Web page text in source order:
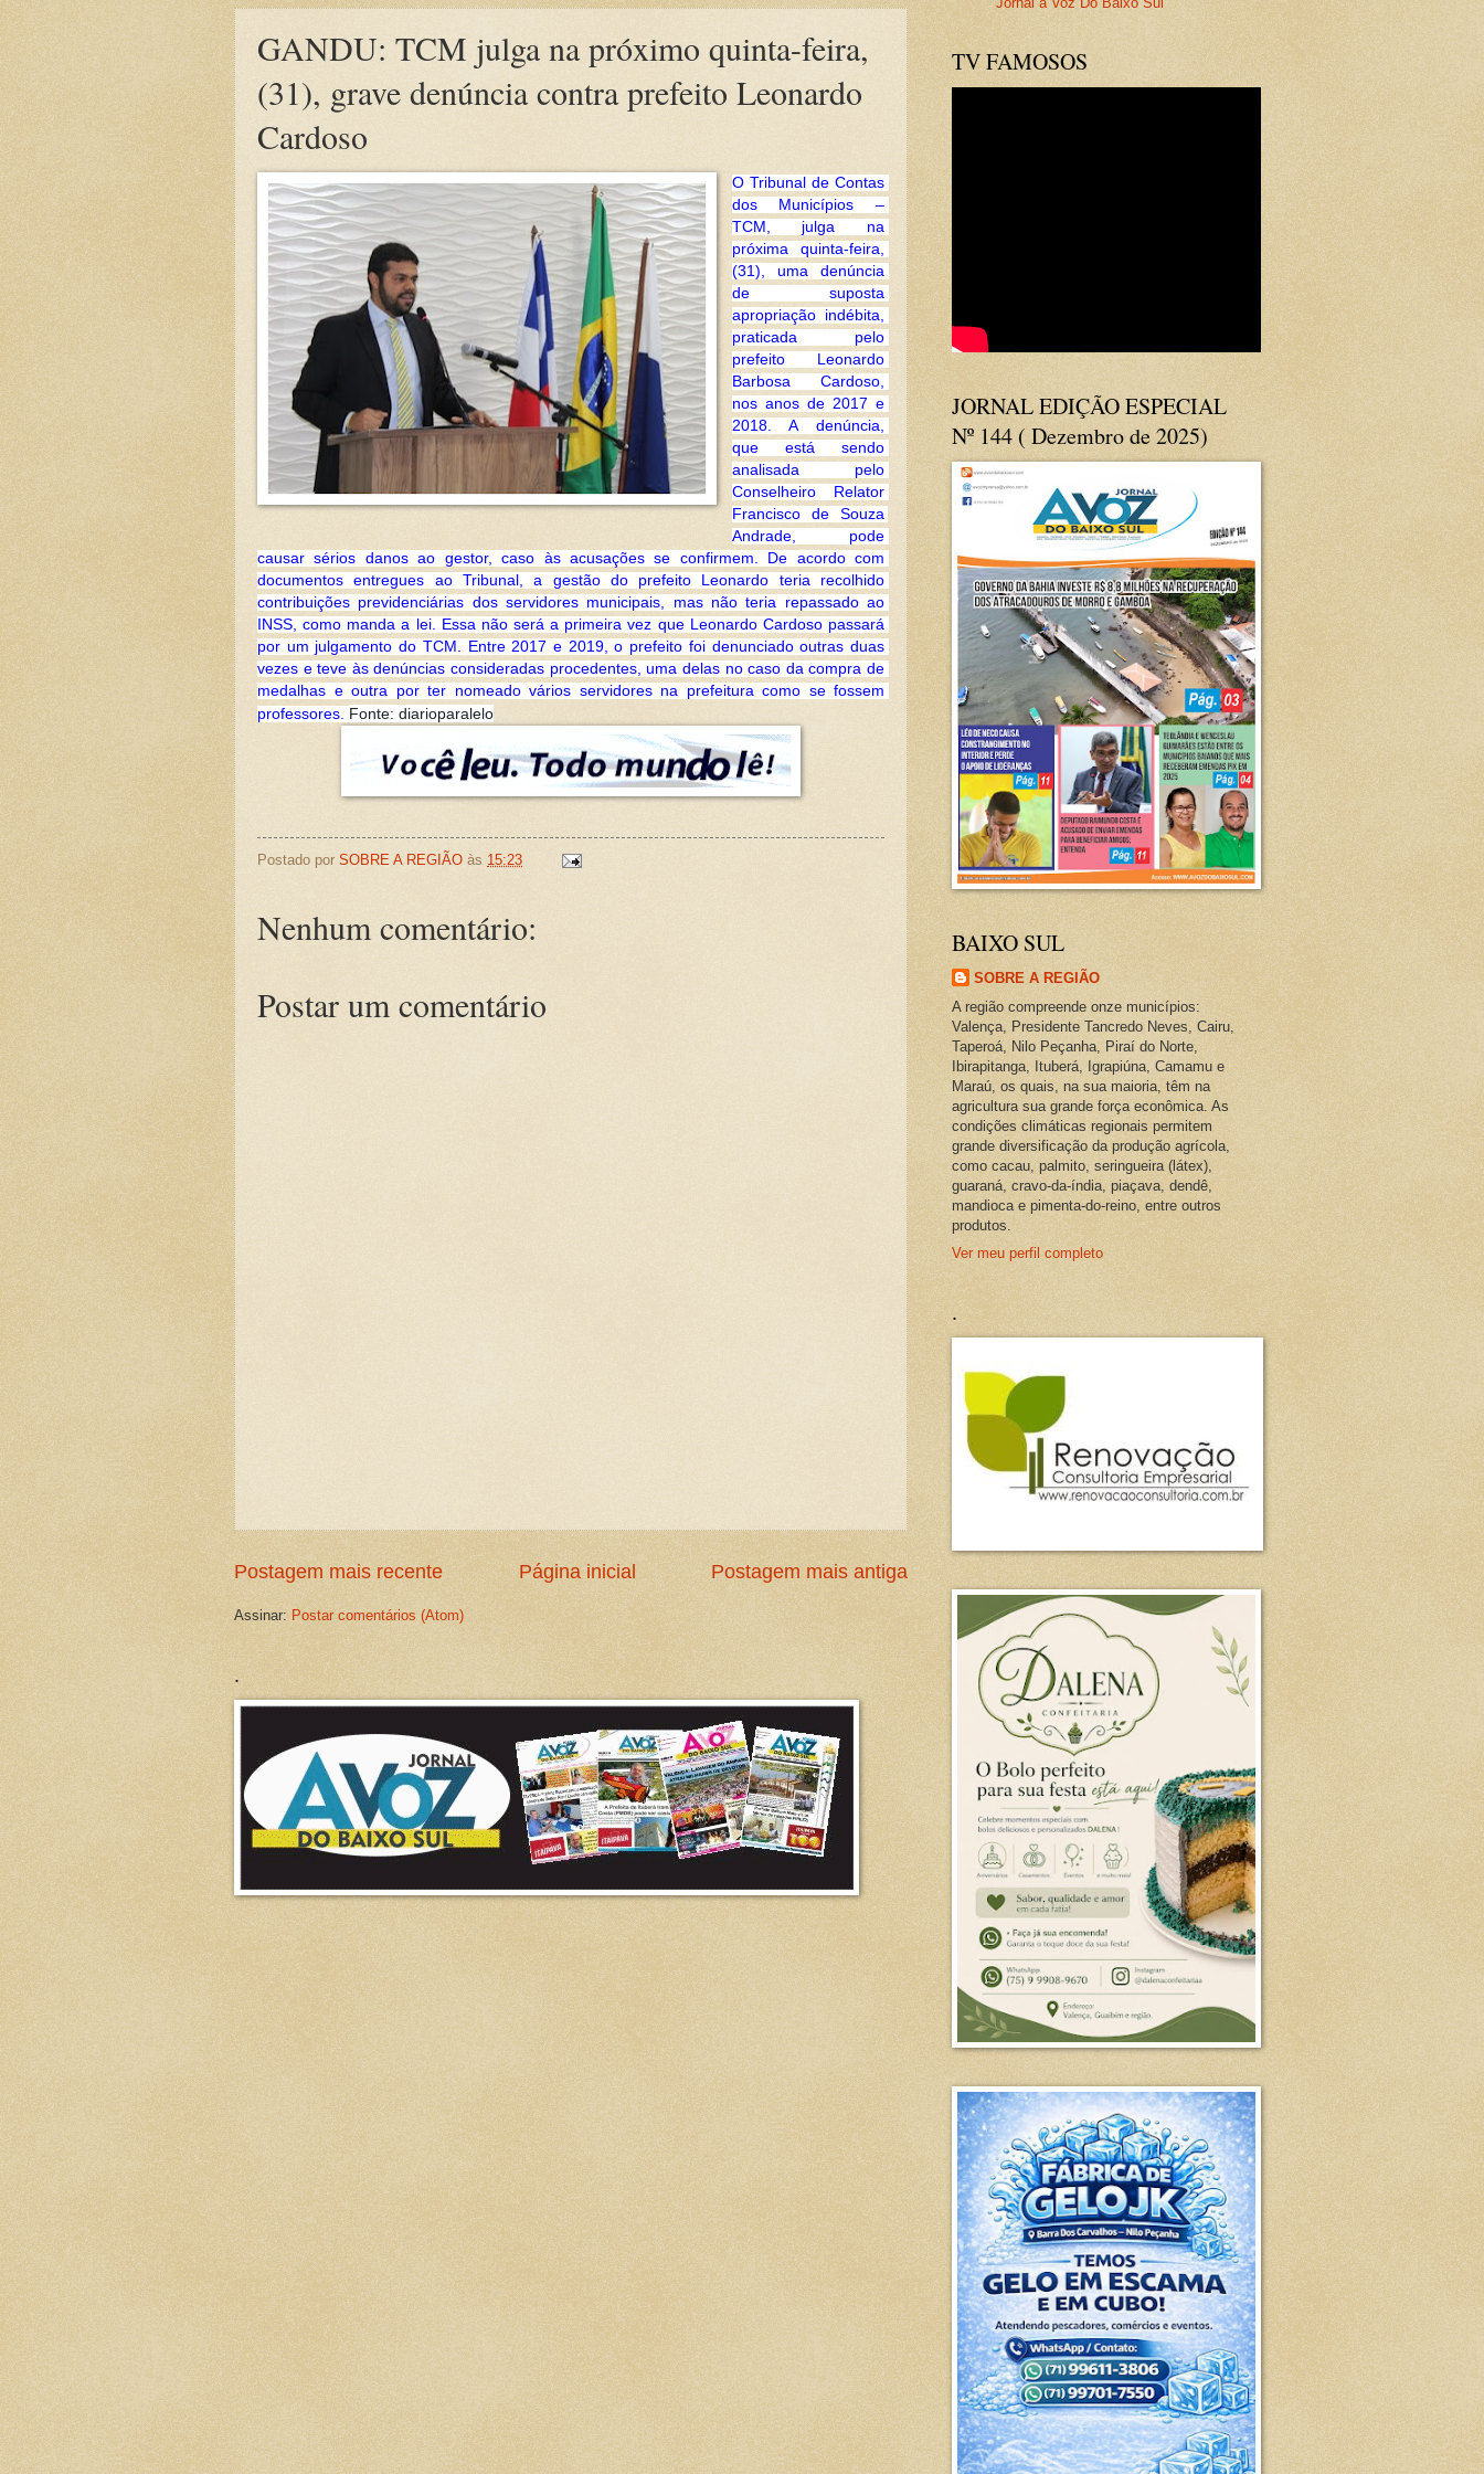
GANDU: TCM julga na próximo quinta-feira,
(31), grave denúncia contra prefeito Leonardo
Cardoso
O Tribunal de Contas
dos Municípios –
TCM, julga na
próxima quinta-feira,
(31), uma denúncia
de suposta
apropriação indébita,
praticada pelo
prefeito Leonardo
Barbosa Cardoso,
nos anos de 2017 e
2018. A denúncia,
que está sendo
analisada pelo
Conselheiro Relator
Francisco de Souza
Andrade, pode
causar sérios danos ao gestor, caso às acusações se confirmem. De acordo com
documentos entregues ao Tribunal, a gestão do prefeito Leonardo teria recolhido
contribuições previdenciárias dos servidores municipais, mas não teria repassado ao
INSS, como manda a lei. Essa não será a primeira vez que Leonardo Cardoso passará
por um julgamento do TCM. Entre 2017 e 2019, o prefeito foi denunciado outras duas
vezes e teve às denúncias consideradas procedentes, uma delas no caso da compra de
medalhas e outra por ter nomeado vários servidores na prefeitura como se fossem
professores. Fonte: diarioparalelo
Postado por SOBRE A REGIÃO às 15:23
Nenhum comentário:
Postar um comentário
Postagem mais recente Postagem mais antiga
Página inicial
Assinar: Postar comentários (Atom)
.
TV FAMOSOS
JORNAL EDIÇÃO ESPECIAL
Nº 144 ( Dezembro de 2025)
BAIXO SUL
SOBRE A REGIÃO
A região compreende onze municípios:
Valença, Presidente Tancredo Neves, Cairu,
Taperoá, Nilo Peçanha, Piraí do Norte,
Ibirapitanga, Ituberá, Igrapiúna, Camamu e
Maraú, os quais, na sua maioria, têm na
agricultura sua grande força econômica. As
condições climáticas regionais permitem
grande diversificação da produção agrícola,
como cacau, palmito, seringueira (látex),
guaraná, cravo-da-índia, piaçava, dendê,
mandioca e pimenta-do-reino, entre outros
produtos.
Ver meu perfil completo
.